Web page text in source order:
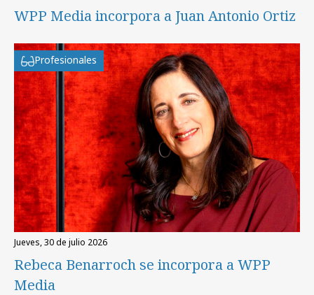
WPP Media incorpora a Juan Antonio Ortiz
Profesionales
jueves, 30 de julio 2026
Rebeca Benarroch se incorpora a WPP
Media